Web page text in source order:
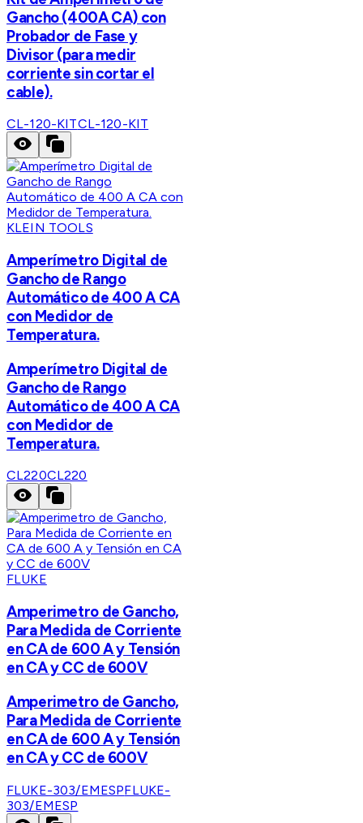
Gancho (400A CA) con
Probador de Fase y
Divisor (para medir
corriente sin cortar el
cable).
CL-120-KITCL-120-KIT
KLEIN TOOLS
Amperímetro Digital de
Gancho de Rango
Automático de 400 A CA
con Medidor de
Temperatura.
Amperímetro Digital de
Gancho de Rango
Automático de 400 A CA
con Medidor de
Temperatura.
CL220CL220
FLUKE
Amperimetro de Gancho,
Para Medida de Corriente
en CA de 600 A y Tensión
en CA y CC de 600V
Amperimetro de Gancho,
Para Medida de Corriente
en CA de 600 A y Tensión
en CA y CC de 600V
FLUKE-303/EMESPFLUKE-
303/EMESP